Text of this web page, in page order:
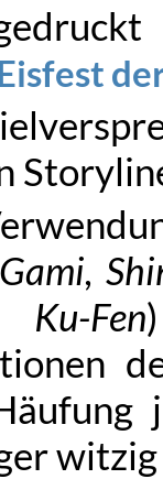
Fen
witzig